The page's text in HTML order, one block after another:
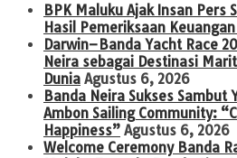
BPK Maluku Ajak Insan Pers
Hasil Pemeriksaan
Darwin–Banda Yacht Race
Neira sebagai Destinasi
Dunia Agustus 6, 2026
Banda Neira Sukses Sambut
Ambon Sailing Community:
Happiness” Agustus 6, 2026
Welcome Ceremony Banda